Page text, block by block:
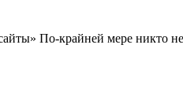
По-крайней мере никто